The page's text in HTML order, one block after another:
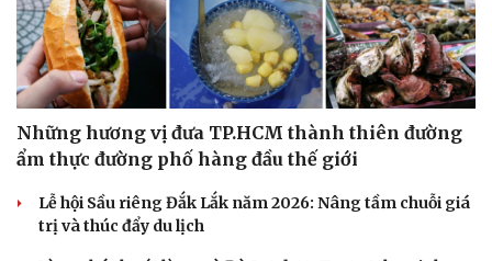
Những hương vị đưa TP.HCM thành thiên đường
ẩm thực đường phố hàng đầu thế giới
Lễ hội Sầu riêng Đắk Lắk năm 2026: Nâng tầm chuỗi giá
trị và thúc đẩy du lịch